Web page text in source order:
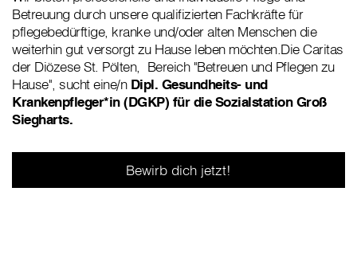
Betreuung durch unsere qualifizierten Fachkräfte für
pflegebedürftige, kranke und/oder alten Menschen die
weiterhin gut versorgt zu Hause leben möchten.Die Caritas
der Diözese St. Pölten, Bereich "Betreuen und Pflegen zu
Hause", sucht eine/n Dipl. Gesundheits- und
Krankenpfleger*in (DGKP) für die Sozialstation Groß
Siegharts.
Bewirb dich jetzt!